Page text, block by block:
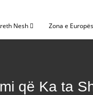
Nesh Zona e
që Ka ta